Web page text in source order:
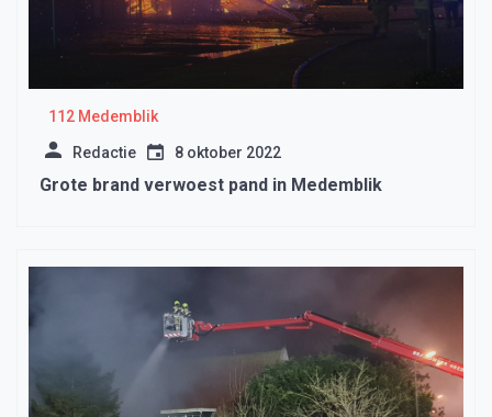
112 Medemblik
Redactie 8 oktober 2022
Grote brand verwoest pand in Medemblik